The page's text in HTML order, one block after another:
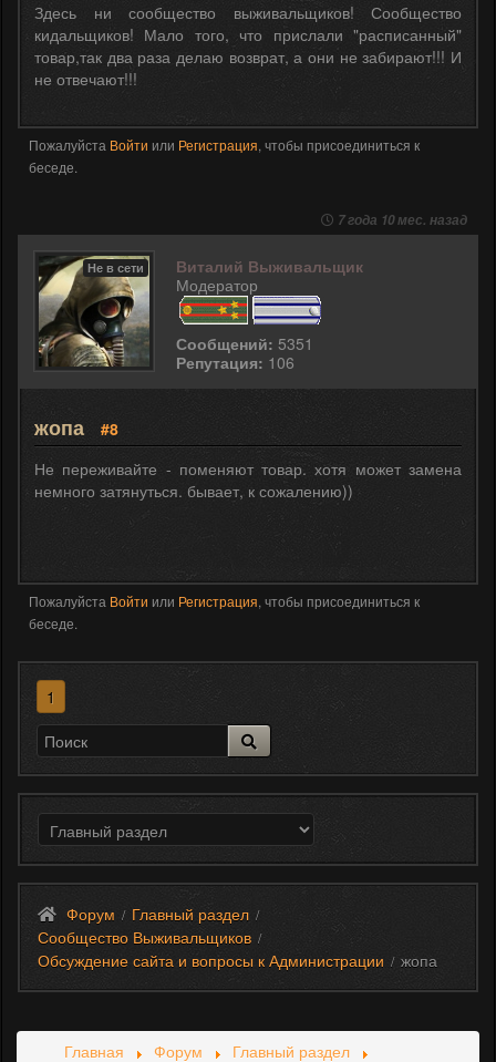
Здесь ни сообщество выживальщиков! Сообщество
кидальщиков! Мало того, что прислали "расписанный"
товар,так два раза делаю возврат, а они не забирают!!! И
не отвечают!!!
Пожалуйста Войти или Регистрация, чтобы присоединиться к
беседе.
7 года 10 мес. назад
Не в сети
Виталий Выживальщик
Модератор
Сообщений: 5351
Репутация: 106
жопа
#8
Не переживайте - поменяют товар. хотя может замена
немного затянуться. бывает, к сожалению))
Пожалуйста Войти или Регистрация, чтобы присоединиться к
беседе.
1
Форум / Главный раздел /
Сообщество Выживальщиков /
Обсуждение сайта и вопросы к Администрации / жопа
Главная Форум Главный раздел